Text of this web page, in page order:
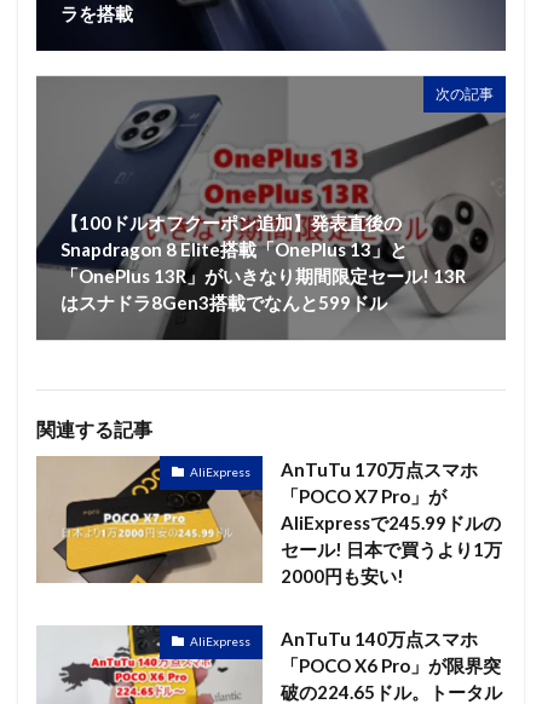
ラを搭載
次の記事
【100ドルオフクーポン追加】発表直後の
Snapdragon 8 Elite搭載「OnePlus 13」と
「OnePlus 13R」がいきなり期間限定セール! 13R
はスナドラ8Gen3搭載でなんと599ドル
関連する記事
AliExpress
AnTuTu 170万点スマホ
「POCO X7 Pro」が
AliExpressで245.99ドルの
セール! 日本で買うより1万
2000円も安い!
AliExpress
AnTuTu 140万点スマホ
「POCO X6 Pro」が限界突
破の224.65ドル。トータル